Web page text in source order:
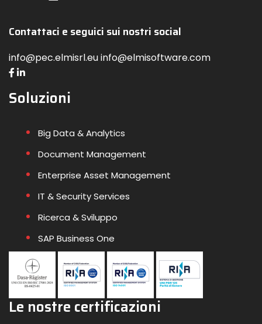
Contattaci e seguici sui nostri social
info@pec.elmisrl.eu info@elmisoftware.com
Soluzioni
Big Data & Analytics
Document Management
Enterprise Asset Management
IT & Security Services
Ricerca & Sviluppo
SAP Business One
Le nostre certificazioni